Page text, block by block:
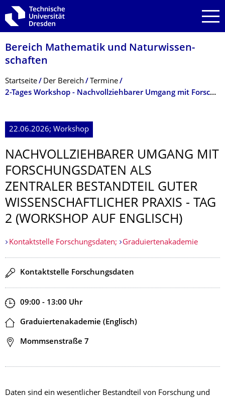
Zur Hauptnavigation springen
Zur Suche springen
Zum Inhalt springen
Bereich Mathematik und Natur­wissen­
schaften
Breadcrumb-Menü
Startseite Der­ ­­­Bereich
Termine
2-Tages Workshop - Nachvollziehbarer Umgang mit Forschungsdaten – Tag 2 (auf Englisch)
22.06.2026; Workshop
NACHVOLLZIEHBA­RER UMGANG MIT
FORSCHUNGSDATEN ALS
ZENTRALER BESTANDTEIL GUTER
WISSENSCHAFTLI­CHER PRAXIS - TAG
2 (WORKSHOP AUF ENGLISCH)
Kontaktstelle Forschungsdaten; Graduiertenakademie
Redner
Kontaktstelle Forschungsdaten
Zeit
09:00 - 13:00 Uhr
Ort
Graduiertenakademie (Englisch)
Adresse
Mommsenstraße 7
Daten sind ein wesentlicher Bestandteil von Forschung und